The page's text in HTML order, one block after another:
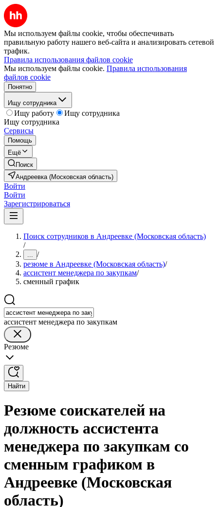
Мы используем файлы cookie, чтобы обеспечивать
правильную работу нашего веб-сайта и анализировать сетевой
трафик.
Правила использования файлов cookie
Мы используем файлы cookie. Правила использования
файлов cookie
Понятно
Ищу сотрудника
Ищу работу
Ищу сотрудника
Ищу сотрудника
Сервисы
Помощь
Ещё
Поиск
Андреевка (Московская область)
Войти
Войти
Зарегистрироваться
Поиск сотрудников в Андреевке (Московская область)
/
... /
резюме в Андреевке (Московская область)/
ассистент менеджера по закупкам/
сменный график
ассистент менеджера по закупкам
Резюме
Найти
Резюме соискателей на
должность ассистента
менеджера по закупкам со
сменным графиком в
Андреевке (Московская
область)